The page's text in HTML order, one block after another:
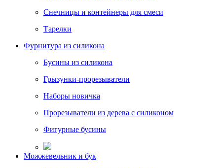
Снечницы и контейнеры для смеси
Тарелки
Фурнитура из силикона
Бусины из силикона
Грызунки-прорезыватели
Наборы новичка
Прорезыватели из дерева с силиконом
Фигурные бусины
Можжевельник и бук